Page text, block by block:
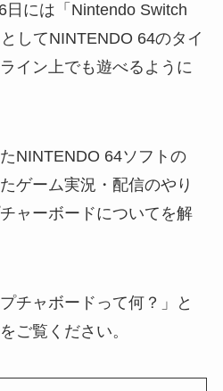
日には「Nintendo Switch
してNINTENDO 64のタイ
イン上でも遊べるように
NINTENDO 64ソフトの
ゲーム実況・配信のやり
ャーボードについてを解
チャボードって何？」と
ご覧ください。